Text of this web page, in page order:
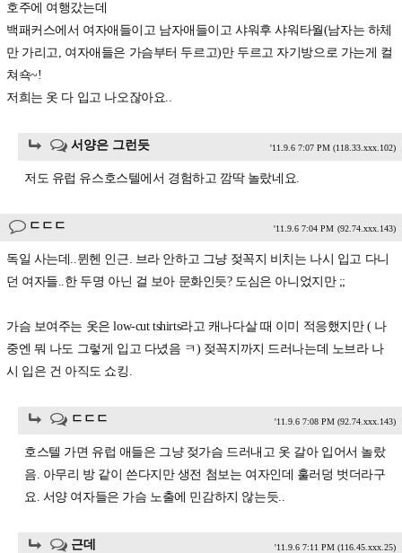
호주에 여행갔는데
백패커스에서 여자애들이고 남자애들이고 샤워후 샤워타월(남자는 하체
만 가리고, 여자애들은 가슴부터 두르고)만 두르고 자기방으로 가는게 컬
쳐쇽~!
저희는 옷 다 입고 나오잖아요..
서양은 그런듯 '11.9.6 7:07 PM (118.33.xxx.102)
저도 유럽 유스호스텔에서 경험하고 깜딱 놀랐네요.
ㄷㄷㄷ '11.9.6 7:04 PM (92.74.xxx.143)
독일 사는데..뮌헨 인근. 브라 안하고 그냥 젖꼭지 비치는 나시 입고 다니
던 여자들..한 두명 아닌 걸 보아 문화인듯? 도심은 아니었지만 ;;
가슴 보여주는 옷은 low-cut tshirts라고 캐나다살 때 이미 적응했지만 ( 나
중엔 뭐 나도 그렇게 입고 다녔음 ㅋ) 젖꼭지까지 드러나는데 노브라 나
시 입은 건 아직도 쇼킹.
ㄷㄷㄷ '11.9.6 7:08 PM (92.74.xxx.143)
호스텔 가면 유럽 애들은 그냥 젖가슴 드러내고 옷 갈아 입어서 놀랐
음. 아무리 방 같이 쓴다지만 생전 첨보는 여자인데 훌러덩 벗더라구
요. 서양 여자들은 가슴 노출에 민감하지 않는듯..
근데 '11.9.6 7:11 PM (116.45.xxx.25)